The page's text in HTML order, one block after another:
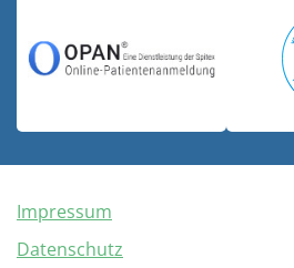
Impressum
Datenschutz